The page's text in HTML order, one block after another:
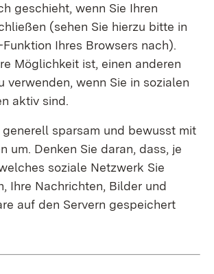
geschieht, wenn Sie Ihren
(sehen Sie hierzu bitte in
Funktion Ihres Browsers nach).
Möglichkeit ist, einen anderen
verwenden, wenn Sie in sozialen
aktiv sind.
generell sparsam und bewusst mit
um. Denken Sie daran, dass, je
soziale Netzwerk Sie
Ihre Nachrichten, Bilder und
auf den Servern gespeichert